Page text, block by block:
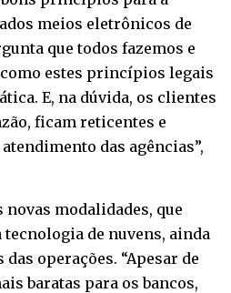
meios eletrônicos de
que todos fazemos e
estes princípios legais
E, na dúvida, os clientes
ficam reticentes e
das agências”,
modalidades, que
de nuvens, ainda
operações. “Apesar de
baratas para os bancos,